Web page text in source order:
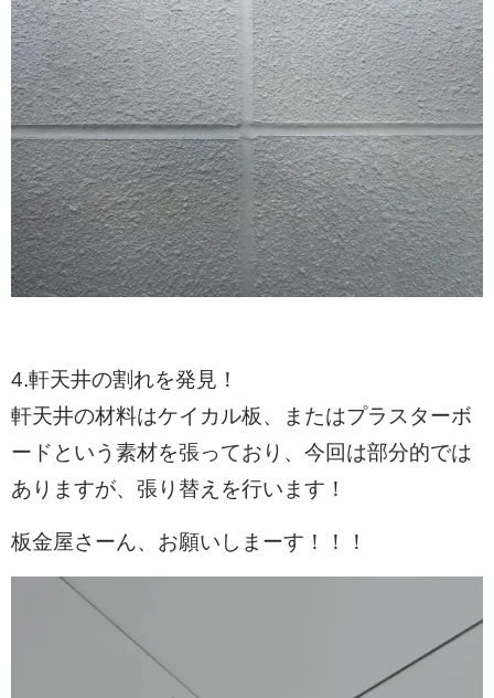
4.軒天井の割れを発見！
軒天井の材料はケイカル板、またはプラスターボ
ードという素材を張っており、今回は部分的では
ありますが、張り替えを行います！
板金屋さーん、お願いしまーす！！！